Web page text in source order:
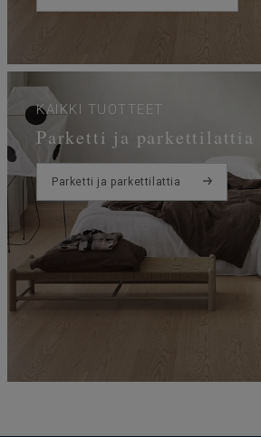
KAIKKI TUOTTEET
Parketti ja parkettilattia
Parketti ja parkettilattia